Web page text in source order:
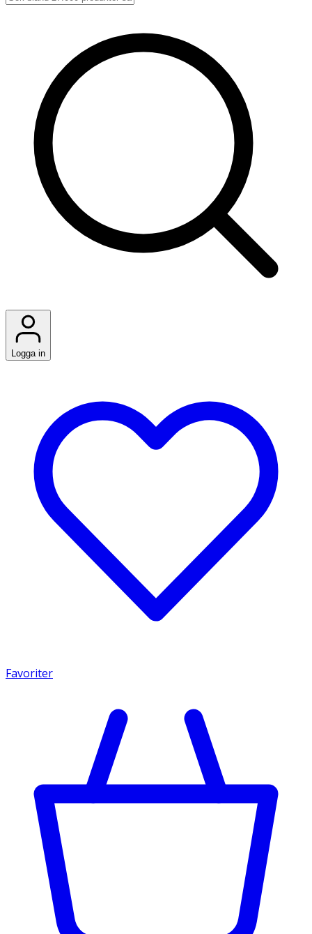
Logga in
Favoriter